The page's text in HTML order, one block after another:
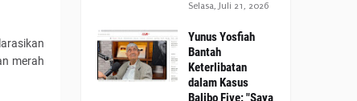
merah
Selasa, Juli 21, 2026
Yunus Yosfiah
Bantah
Keterlibatan
dalam Kasus
Balibo Five: "Saya